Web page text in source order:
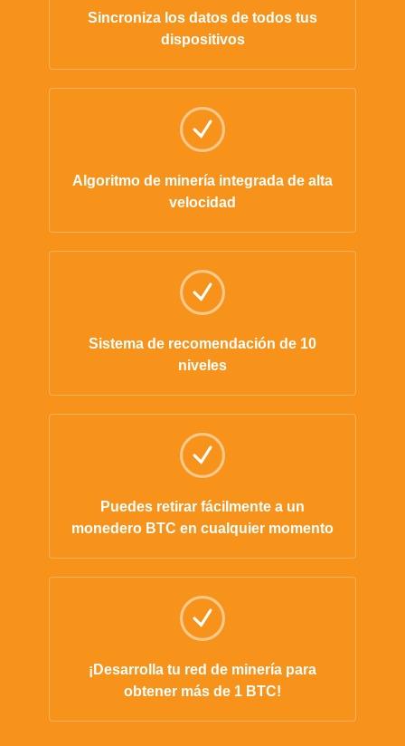
Sincroniza los datos de todos tus
dispositivos
Algoritmo de minería integrada de alta
velocidad
Sistema de recomendación de 10
niveles
Puedes retirar fácilmente a un
monedero BTC en cualquier momento
¡Desarrolla tu red de minería para
obtener más de 1 BTC!